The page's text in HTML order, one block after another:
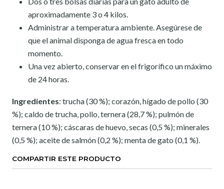
aproximadamente 3 o 4 kilos.
Administrar a temperatura ambiente. Asegúrese de
que el animal disponga de agua fresca en todo
momento.
Una vez abierto, conservar en el frigorífico un máximo
de 24 horas.
Ingredientes: trucha (30 %); corazón, hígado de pollo (30
%); caldo de trucha, pollo, ternera (28,7 %); pulmón de
ternera (10 %); cáscaras de huevo, secas (0,5 %); minerales
(0,5 %); aceite de salmón (0,2 %); menta de gato (0,1 %).
COMPARTIR ESTE PRODUCTO